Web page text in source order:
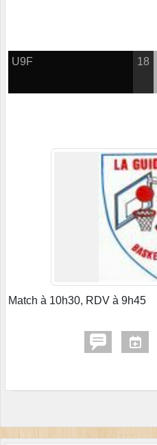
U9F 18
Match à 10h30, RDV à 9h45